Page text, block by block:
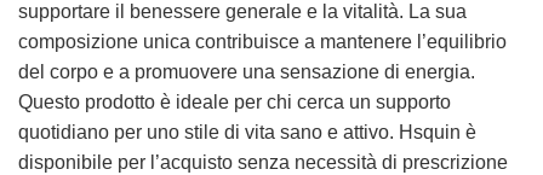
supportare il benessere generale e la vitalità. La sua
composizione unica contribuisce a mantenere l’equilibrio
del corpo e a promuovere una sensazione di energia.
Questo prodotto è ideale per chi cerca un supporto
quotidiano per uno stile di vita sano e attivo. Hsquin è
disponibile per l’acquisto senza necessità di prescrizione